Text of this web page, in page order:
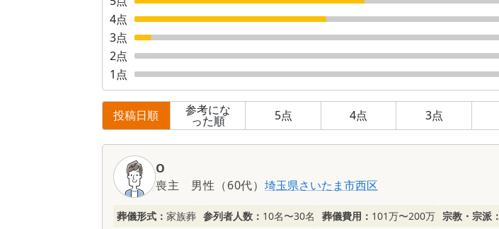
4点
3点
2点
1 点
投稿日順 参考にな
った順 5点 4点 3点
口
O
喪主
男性 （60代）埼玉県さいたま市西区
葬儀形式： 家族葬 参列者人数： 10名〜30名 葬儀費用： 101万〜200万 宗教・宗派：